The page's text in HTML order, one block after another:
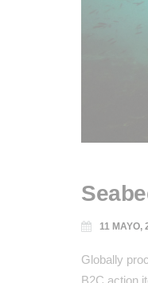
11 MAYO,
Globally